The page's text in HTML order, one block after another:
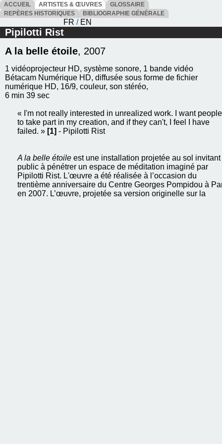
ACCUEIL ARTISTES & ŒUVRES
GLOSSAIRE
REPÈRES HISTORIQUES
BIBLIOGRAPHIE GÉNÉRALE
FR / EN
Pipilotti Rist